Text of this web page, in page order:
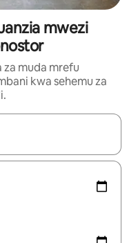
mwezi
za muda mrefu
kwa sehemu za
kwa kutumia vitufe vya